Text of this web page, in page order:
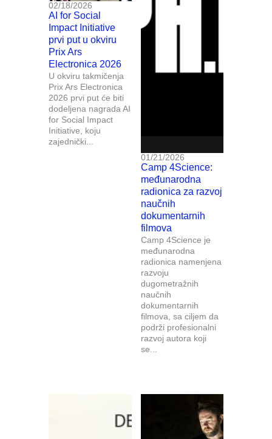
02/18/2026
AI for Social
Impact Initiative
prvi put u okviru
Prix Ars
Electronica 2026
U okviru takmičenja
Prix Ars Electronica
2026 prvi put će biti
dodeljena nagrada AI
for Social Impact
Initiative, koju
zajednički...
01/21/2026
Camp 4Science:
međunarodna
radionica za razvoj
naučnih
dokumentarnih
filmova
Camp 4Science je
međunarodna
radionica namenjena
razvoju
dugometražnih
naučnih
dokumentarnih
filmova, sa ciljem da
podrži profesionalni
razvoj autora koji
se...